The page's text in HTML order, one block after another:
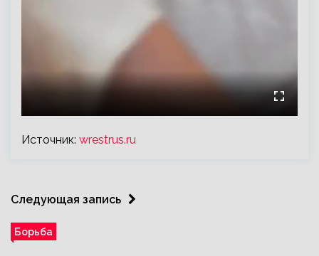
Источник: wrestrus.ru
Следующая запись
Борьба